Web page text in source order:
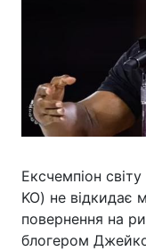
Ексчемпіон
KO) не відкидає
повернення на
блогером